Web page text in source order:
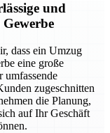
und
dass ein Umzug
eine große
umfassende
zugeschnitten
die Planung,
auf Ihr Geschäft